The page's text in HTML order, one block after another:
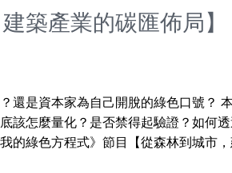
築產業的碳匯佈局】
是資本家為自己開脫的綠色口號？
怎麼量化？是否禁得起驗證？如何
綠色方程式》節目【從森林到城市